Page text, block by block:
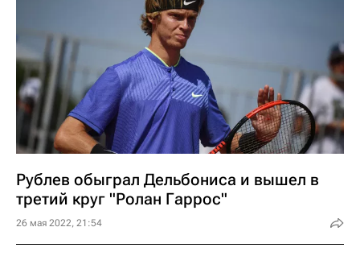
Рублев обыграл Дельбониса и вышел в
третий круг "Ролан Гаррос"
26 мая 2022, 21:54